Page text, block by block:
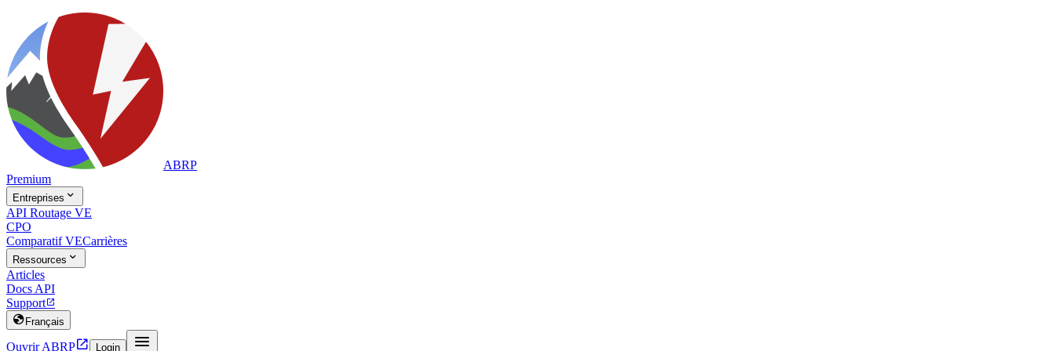
ABRP
Premium
Entreprises 
API Routage VE
CPO
Comparatif VECarrières
Ressources 
Articles
Docs API
Support
 Français
Ouvrir ABRP Login 